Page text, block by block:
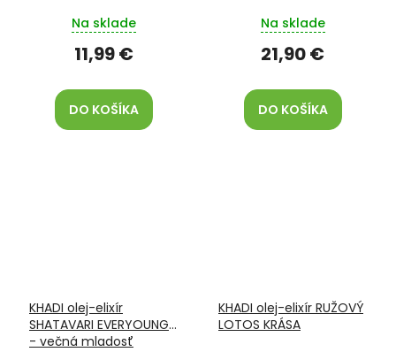
Na sklade
11,99 €
DO KOŠÍKA
Na sklade
21,90 €
DO KOŠÍKA
KHADI olej-elixír
SHATAVARI EVERYOUNG
- večná mladosť
KHADI olej-elixír RUŽOVÝ
LOTOS KRÁSA